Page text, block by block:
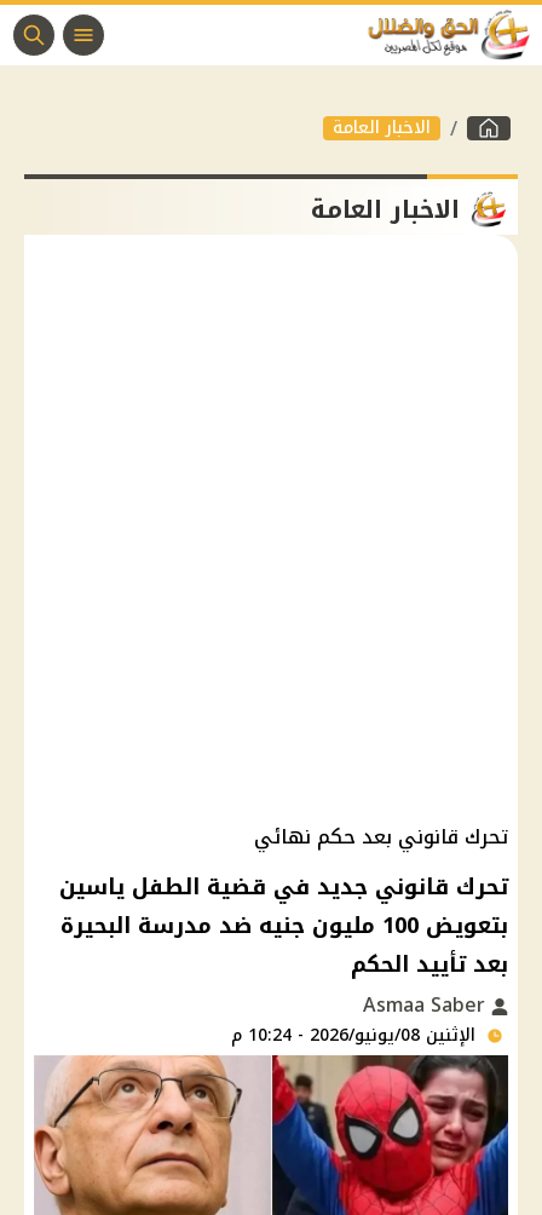
الاخبار العامة
الاخبار العامة
تحرك قانوني بعد حكم نهائي
تحرك قانوني جديد في قضية الطفل ياسين
بتعويض 100 مليون جنيه ضد مدرسة البحيرة
بعد تأييد الحكم
الإثنين 08/يونيو/2026 - 10:24 م